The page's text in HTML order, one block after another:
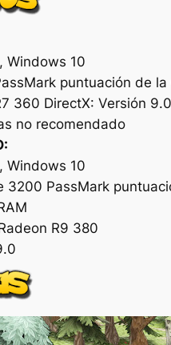
Windows 10
puntuación de la
360 DirectX: Versión 9.0
no recomendado
Windows 10
PassMark
R9 380